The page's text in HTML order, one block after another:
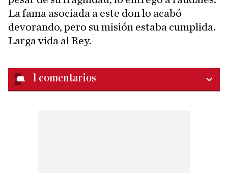
La fama asociada a este don lo acabó
devorando, pero su misión estaba cumplida.
Larga vida al Rey.
1 comentarios